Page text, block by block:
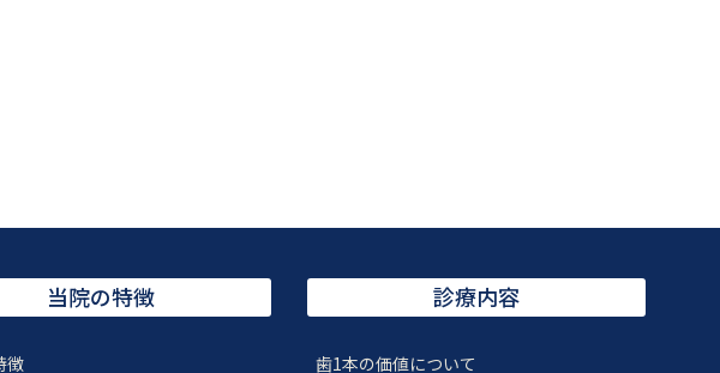
当院の特徴
徴
診療内容
歯1本の価値について